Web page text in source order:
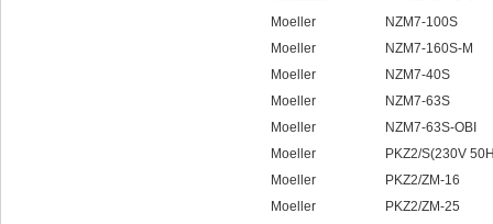
Moeller NZM7-100S
Moeller NZM7-160S-M
Moeller NZM7-40S
Moeller NZM7-63S
Moeller NZM7-63S-OBI
Moeller PKZ2/S(230V
Moeller PKZ2/ZM-16
Moeller PKZ2/ZM-25